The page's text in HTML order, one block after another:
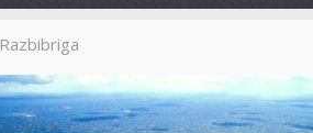
Razbibriga